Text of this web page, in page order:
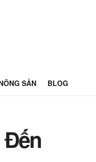
SẢN BLOG